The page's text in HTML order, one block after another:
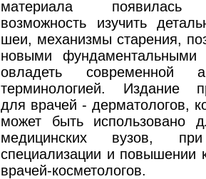
материала появилась
возможность изучить
шеи, механизмы старения,
новыми фундаментальными
овладеть современной
терминологией. Издание
для врачей - дерматологов,
может быть использовано
медицинских вузов,
специализации и повышении
врачей-косметологов.